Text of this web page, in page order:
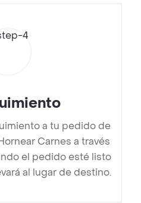
a tu pedido de
Carnes a través
el pedido esté listo
al lugar de destino.